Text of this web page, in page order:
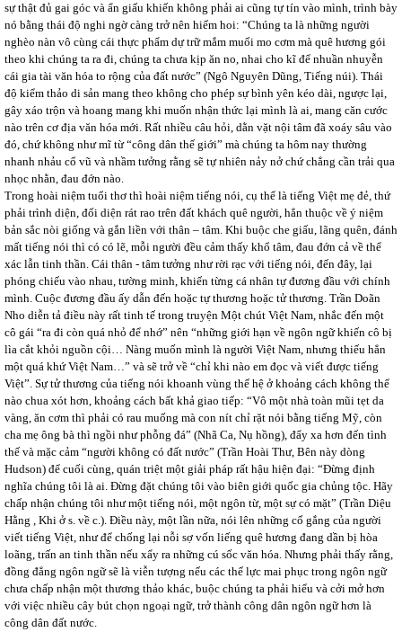
sự thật đủ gai góc và ẩn giấu khiến không phải ai cũng tự tín vào mình, trình bày
nó bằng thái độ nghi ngờ càng trở nên hiếm hoi: “Chúng ta là những người
nghèo nàn vô cùng cái thực phẩm dự trữ mắm muối mo cơm mà quê hương gói
theo khi chúng ta ra đi, chúng ta chưa kịp ăn no, nhai cho kĩ để nhuần nhuyễn
cái gia tài văn hóa to rộng của đất nước” (Ngô Nguyên Dũng, Tiếng núi). Thái
độ kiểm thảo di sản mang theo không cho phép sự bình yên kéo dài, ngược lại,
gây xáo trộn và hoang mang khi muốn nhận thức lại mình là ai, mang căn cước
nào trên cơ địa văn hóa mới. Rất nhiều câu hỏi, dằn vặt nội tâm đã xoáy sâu vào
đó, chứ không như mĩ từ “công dân thế giới” mà chúng ta hôm nay thường
nhanh nhảu cổ vũ và nhầm tưởng rằng sẽ tự nhiên nảy nở chứ chẳng cần trải qua
nhọc nhằn, đau đớn nào.
Trong hoài niệm tuổi thơ thì hoài niệm tiếng nói, cụ thể là tiếng Việt mẹ đẻ, thứ
phải trình diện, đối diện rát rao trên đất khách quê người, hẳn thuộc về ý niệm
bản sắc nòi giống và gắn liền với thân – tâm. Khi buộc che giấu, lãng quên, đánh
mất tiếng nói thì có có lẽ, mỗi người đều cảm thấy khổ tâm, đau đớn cả về thể
xác lẫn tinh thần. Cái thân - tâm tưởng như rời rạc với tiếng nói, đến đây, lại
phóng chiếu vào nhau, tường minh, khiến từng cá nhân tự đương đầu với chính
mình. Cuộc đương đầu ấy dẫn đến hoặc tự thương hoặc tử thương. Trần Doãn
Nho diễn tả điều này rất tinh tế trong truyện Một chút Việt Nam, nhắc đến một
cô gái “ra đi còn quá nhỏ để nhớ” nên “những giới hạn về ngôn ngữ khiến cô bị
lìa cắt khỏi nguồn cội… Nàng muốn mình là người Việt Nam, nhưng thiếu hẳn
một quá khứ Việt Nam…” và sẽ trở về “chỉ khi nào em đọc và viết được tiếng
Việt”. Sự tử thương của tiếng nói khoanh vùng thế hệ ở khoảng cách không thể
nào chua xót hơn, khoảng cách bất khả giao tiếp: “Vô một nhà toàn mũi tẹt da
vàng, ăn cơm thì phải có rau muống mà con nít chỉ rặt nói bằng tiếng Mỹ, còn
cha mẹ ông bà thì ngồi như phỗng đá” (Nhã Ca, Nụ hồng), đẩy xa hơn đến tình
thế và mặc cảm “người không có đất nước” (Trần Hoài Thư, Bên này dòng
Hudson) để cuối cùng, quán triệt một giải pháp rất hậu hiện đại: “Đừng định
nghĩa chúng tôi là ai. Đừng đặt chúng tôi vào biên giới quốc gia chủng tộc. Hãy
chấp nhận chúng tôi như một tiếng nói, một ngôn từ, một sự có mặt” (Trần Diệu
Hằng , Khi ở s. về c.). Điều này, một lần nữa, nói lên những cố gắng của người
viết tiếng Việt, như để chống lại nỗi sợ vốn liếng quê hương đang dần bị hòa
loãng, trấn an tinh thần nếu xẩy ra những cú sốc văn hóa. Nhưng phải thấy rằng,
đồng đẳng ngôn ngữ sẽ là viễn tượng nếu các thế lực mai phục trong ngôn ngữ
chưa chấp nhận một thương thảo khác, buộc chúng ta phải hiểu và cởi mở hơn
với việc nhiều cây bút chọn ngoại ngữ, trở thành công dân ngôn ngữ hơn là
công dân đất nước.